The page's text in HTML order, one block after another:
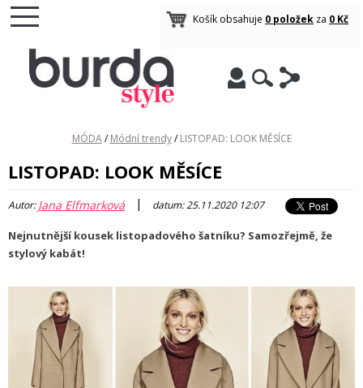
Košík obsahuje 0 položek za 0 Kč
MÓDA / Módní trendy / LISTOPAD: LOOK MĚSÍCE
LISTOPAD: LOOK MĚSÍCE
Autor:Jana Elfmarková | datum: 25.11.2020 12:07
Nejnutnější kousek listopadového šatníku? Samozřejmě, že
stylový kabát!